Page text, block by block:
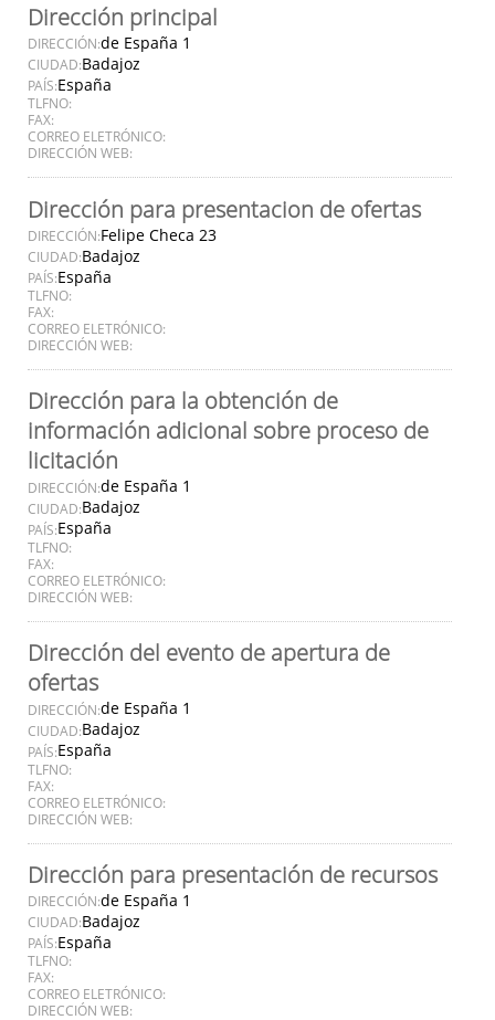
Dirección principal
DIRECCIÓN:de España 1
CIUDAD:Badajoz
PAÍS:España
TLFNO:
FAX:
CORREO ELETRÓNICO:
DIRECCIÓN WEB:
Dirección para presentacion de ofertas
DIRECCIÓN:Felipe Checa 23
CIUDAD:Badajoz
PAÍS:España
TLFNO:
FAX:
CORREO ELETRÓNICO:
DIRECCIÓN WEB:
Dirección para la obtención de
información adicional sobre proceso de
licitación
DIRECCIÓN:de España 1
CIUDAD:Badajoz
PAÍS:España
TLFNO:
FAX:
CORREO ELETRÓNICO:
DIRECCIÓN WEB:
Dirección del evento de apertura de
ofertas
DIRECCIÓN:de España 1
CIUDAD:Badajoz
PAÍS:España
TLFNO:
FAX:
CORREO ELETRÓNICO:
DIRECCIÓN WEB:
Dirección para presentación de recursos
DIRECCIÓN:de España 1
CIUDAD:Badajoz
PAÍS:España
TLFNO:
FAX:
CORREO ELETRÓNICO:
DIRECCIÓN WEB: